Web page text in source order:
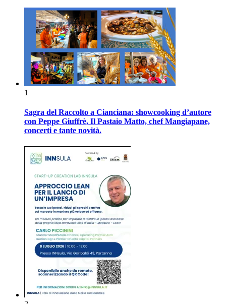
1
Sagra del Raccolto a Cianciana: showcooking d’autore
con Peppe Giuffrè, Il Pastaio Matto, chef Mangiapane,
concerti e tante novità.